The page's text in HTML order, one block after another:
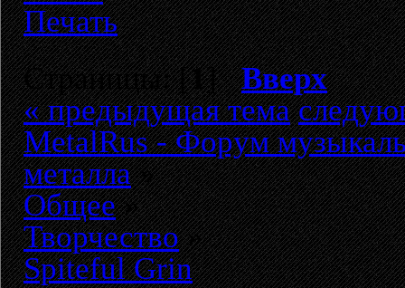
Печать
Страницы: [1]Вверх
« предыдущая тема
MetalRus - Форум
металла»
Общее»
Творчество»
Spiteful Grin